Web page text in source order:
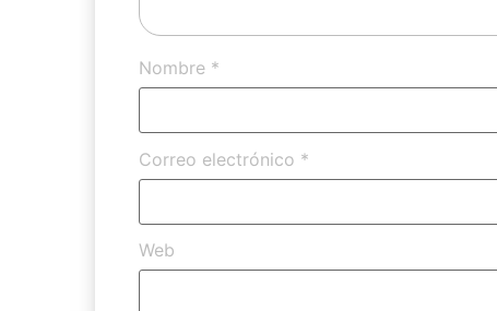
Nombre *
Correo electrónico *
Web